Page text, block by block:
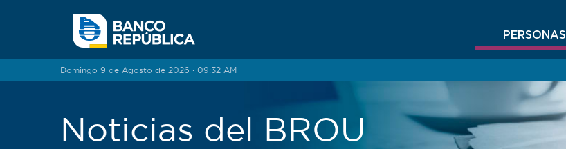
PERSONAS
Domingo 9 de Agosto de 2026 · 09:32 AM
Noticias del BROU